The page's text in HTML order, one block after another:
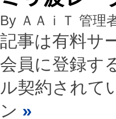
By ＡＡｉＴ 管理
記事は有料サ
会員に登録す
ル契約されて
ン »